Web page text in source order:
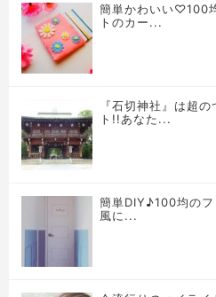
簡単かわいい♡100
トのカー...
『石切神社』は超
ト!!あなた...
簡単DIY♪100均のフ
風に...